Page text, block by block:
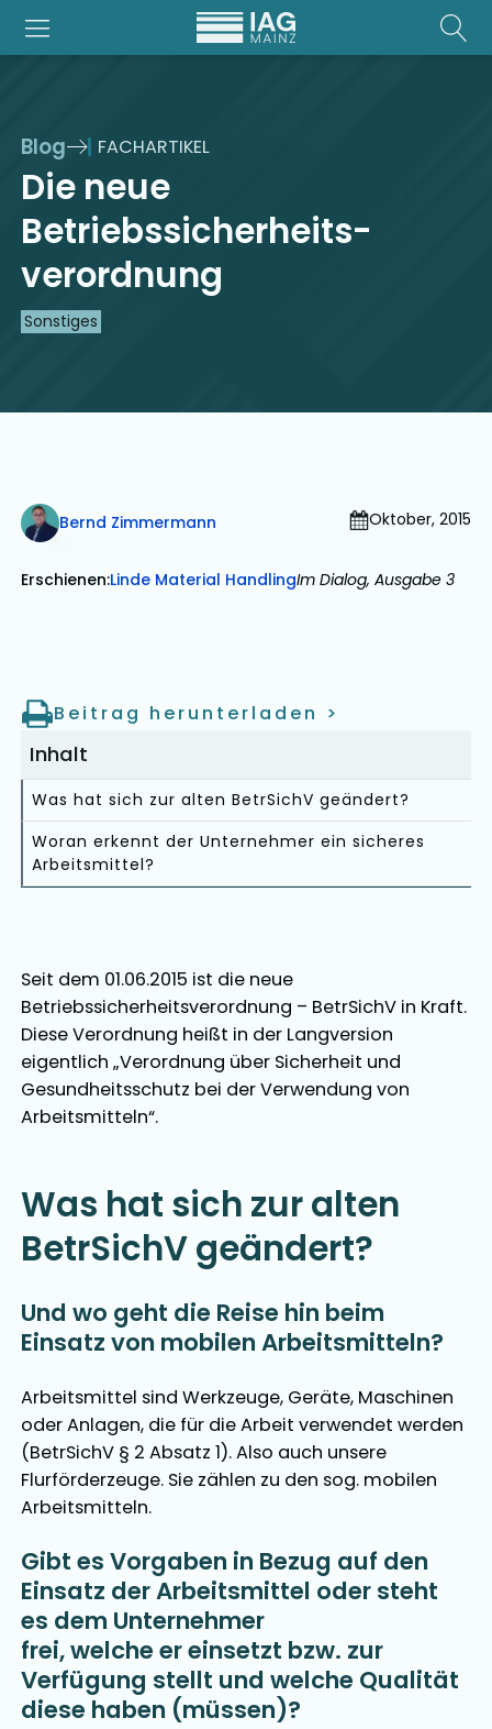
Blog FACHARTIKEL
Die neue
Betriebssicherheits­
verordnung
Sonstiges
Bernd Zimmermann Oktober, 2015
Erschienen:Linde Material HandlingIm Dialog, Ausgabe 3
Seit dem 01.06.2015 ist die neue
Betriebssicherheitsverordnung – BetrSichV in Kraft.
Diese Verordnung heißt in der Langversion
eigentlich „Verordnung über Sicherheit und
Gesundheitsschutz bei der Verwendung von
Arbeitsmitteln“.
Was hat sich zur alten
BetrSichV geändert?
Und wo geht die Reise hin beim
Einsatz von mobilen Arbeitsmitteln?
Arbeitsmittel sind Werkzeuge, Geräte, Maschinen
oder Anlagen, die für die Arbeit verwendet werden
(BetrSichV § 2 Absatz 1). Also auch unsere
Flurförderzeuge. Sie zählen zu den sog. mobilen
Arbeitsmitteln.
Gibt es Vorgaben in Bezug auf den
Einsatz der Arbeitsmittel oder steht
es dem Unternehmer
frei, welche er einsetzt bzw. zur
Verfügung stellt und welche Qualität
diese haben (müssen)?
Beitrag herunterladen >
Inhalt
Was hat sich zur alten BetrSichV geändert?
Woran erkennt der Unternehmer ein sicheres
Arbeitsmittel?